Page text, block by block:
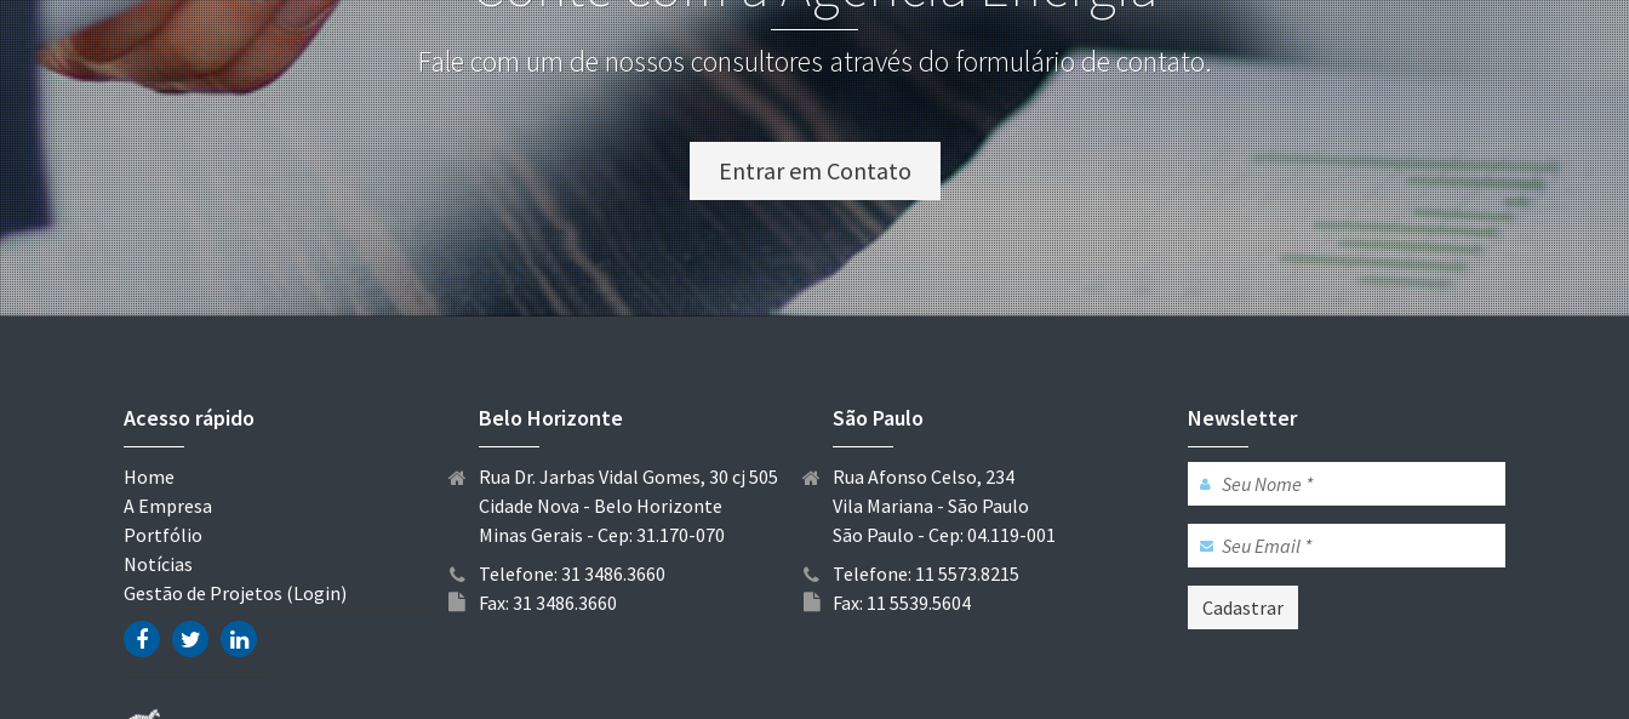
Fale com um de nossos consultores através do formulário de contato.
Entrar em Contato
Acesso rápido
Home
A Empresa
Portfólio
Notícias
Gestão de Projetos (Login)
Belo Horizonte
Rua Dr. Jarbas Vidal Gomes, 30 cj 505
Cidade Nova - Belo Horizonte
Minas Gerais - Cep: 31.170-070
Telefone: 31 3486.3660
Fax: 31 3486.3660
São Paulo
Rua Afonso Celso, 234
Vila Mariana - São Paulo
São Paulo - Cep: 04.119-001
Telefone: 11 5573.8215
Fax: 11 5539.5604
Newsletter